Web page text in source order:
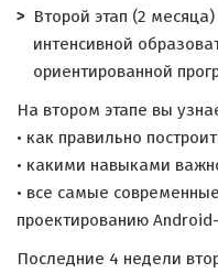
Второй этап (2
интенсивной
ориентированной
На втором этапе вы
• как правильно
• какими навыками
• все самые
проектированию
Последние 4 недели